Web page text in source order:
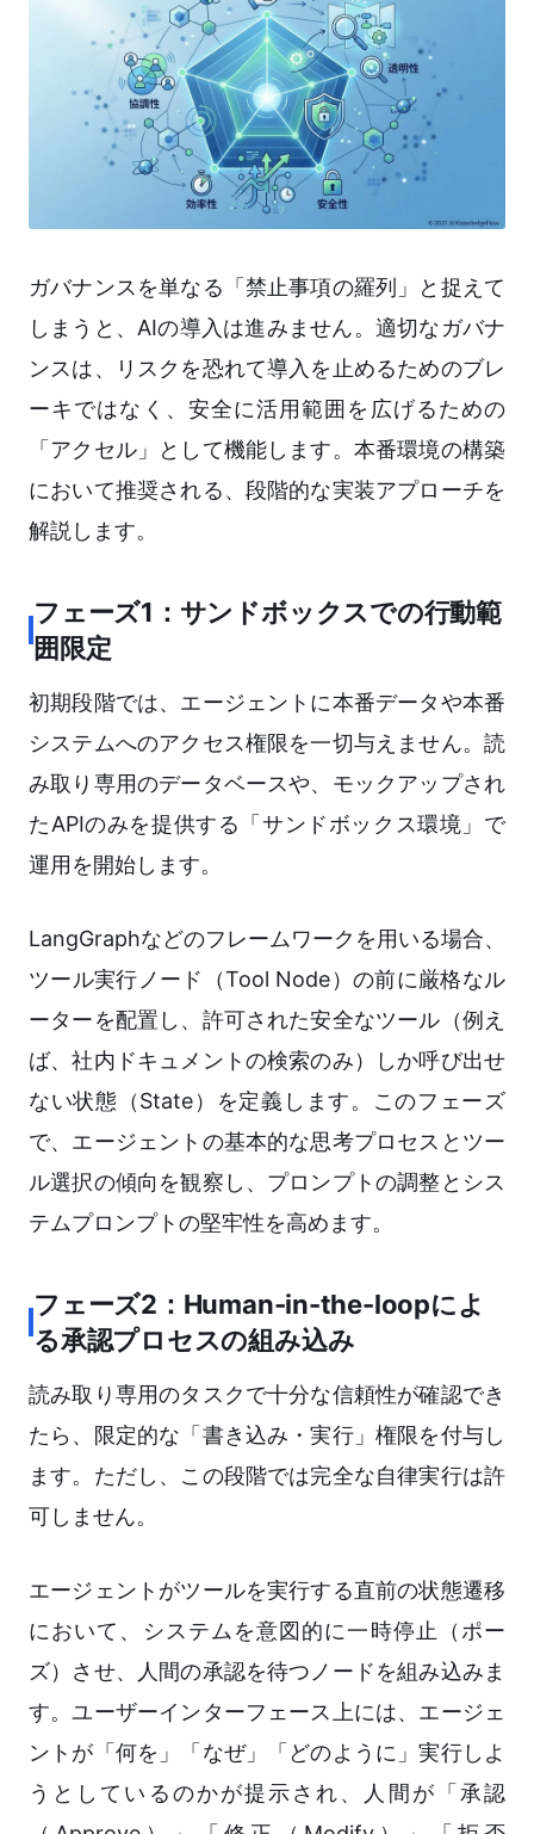
ガバナンスを単なる「禁止事項の羅列」と捉えて
しまうと、AIの導入は進みません。適切なガバナ
ンスは、リスクを恐れて導入を止めるためのブレ
ーキではなく、安全に活用範囲を広げるための
「アクセル」として機能します。本番環境の構築
において推奨される、段階的な実装アプローチを
解説します。
フェーズ1：サンドボックスでの行動範
囲限定
初期段階では、エージェントに本番データや本番
システムへのアクセス権限を一切与えません。読
み取り専用のデータベースや、モックアップされ
たAPIのみを提供する「サンドボックス環境」で
運用を開始します。
LangGraphなどのフレームワークを用いる場合、
ツール実行ノード（Tool Node）の前に厳格なル
ーターを配置し、許可された安全なツール（例え
ば、社内ドキュメントの検索のみ）しか呼び出せ
ない状態（State）を定義します。このフェーズ
で、エージェントの基本的な思考プロセスとツー
ル選択の傾向を観察し、プロンプトの調整とシス
テムプロンプトの堅牢性を高めます。
フェーズ2：Human-in-the-loopによ
る承認プロセスの組み込み
読み取り専用のタスクで十分な信頼性が確認でき
たら、限定的な「書き込み・実行」権限を付与し
ます。ただし、この段階では完全な自律実行は許
可しません。
エージェントがツールを実行する直前の状態遷移
において、システムを意図的に一時停止（ポー
ズ）させ、人間の承認を待つノードを組み込みま
す。ユーザーインターフェース上には、エージェ
ントが「何を」「なぜ」「どのように」実行しよ
うとしているのかが提示され、人間が「承認